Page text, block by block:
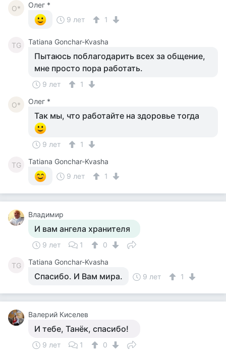
О*
Олег *
9 лет
1
TG Tatiana Gonchar-Kvasha
Пытаюсь поблагодарить всех за общение,
мне просто пора работать.
9 лет 1
О* Олег *
Так мы, что работайте на здоровье тогда
9 лет 1
TG
Tatiana Gonchar-Kvasha
9 лет
1
Владимир
И вам ангела хранителя
9 лет 1 0
TG Tatiana Gonchar-Kvasha
Спасибо. И Вам мира. 9 лет 1
Валерий Киселев
И тебе, Танёк, спасибо!
9 лет 1 0